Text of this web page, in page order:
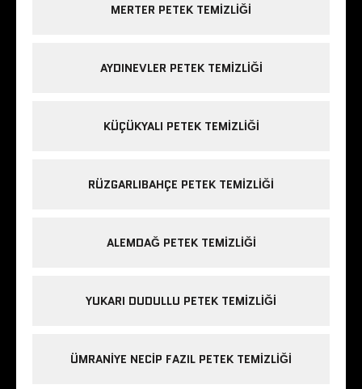
MERTER PETEK TEMIZLIĞI
AYDINEVLER PETEK TEMIZLIĞI
KÜÇÜKYALI PETEK TEMIZLIĞI
RÜZGARLIBAHÇE PETEK TEMIZLIĞI
ALEMDAĞ PETEK TEMIZLIĞI
YUKARI DUDULLU PETEK TEMIZLIĞI
ÜMRANIYE NECIP FAZIL PETEK TEMIZLIĞI